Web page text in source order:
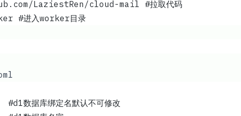
LaziestRen/cloud-mail #拉取代码
#进入worker目录
binding = "db"			#d1数据库绑定名默认不可修改